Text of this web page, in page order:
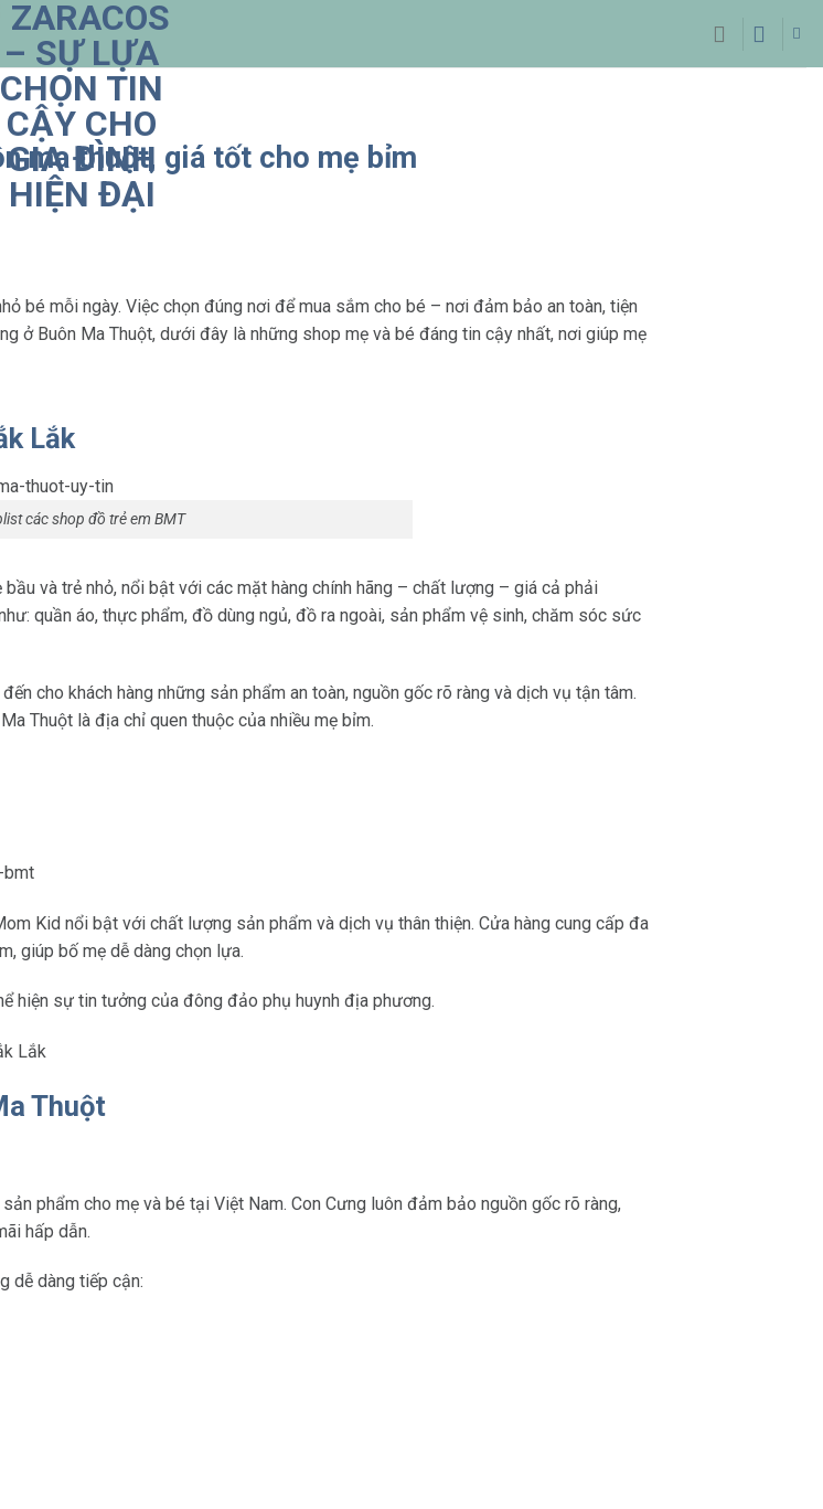
ma thuột, giá tốt cho mẹ bỉm
bé mỗi ngày. Việc chọn đúng nơi để mua sắm cho bé – nơi đảm bảo an toàn, tiện
ở Buôn Ma Thuột, dưới đây là những shop mẹ và bé đáng tin cậy nhất, nơi giúp mẹ
Lắk
các shop đồ trẻ em BMT
và trẻ nhỏ, nổi bật với các mặt hàng chính hãng – chất lượng – giá cả phải
quần áo, thực phẩm, đồ dùng ngủ, đồ ra ngoài, sản phẩm vệ sinh, chăm sóc sức
cho khách hàng những sản phẩm an toàn, nguồn gốc rõ ràng và dịch vụ tận tâm.
Thuột là địa chỉ quen thuộc của nhiều mẹ bỉm.
Kid nổi bật với chất lượng sản phẩm và dịch vụ thân thiện. Cửa hàng cung cấp đa
giúp bố mẹ dễ dàng chọn lựa.
hiện sự tin tưởng của đông đảo phụ huynh địa phương.
Lắk
Thuột
phẩm cho mẹ và bé tại Việt Nam. Con Cưng luôn đảm bảo nguồn gốc rõ ràng,
hấp dẫn.
dễ dàng tiếp cận: